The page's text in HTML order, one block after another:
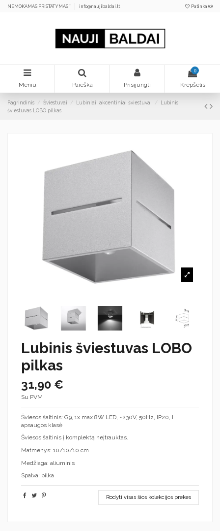
NEMOKAMAS PRISTATYMAS * info@naujibaldai.lt Patinka (0)
Meniu Paieška Prisijungti
0
Krepšelis
Pagrindinis Šviestuvai Lubiniai, akcentiniai šviestuvai
Lubinis
šviestuvas LOBO pilkas
Lubinis šviestuvas LOBO
pilkas
31,90 €
Su PVM
Šviesos šaltinis: G9, 1x max 8W LED, ~230V, 50Hz, IP20, I
apsaugos klasė
Šviesos šaltinis į komplektą neįtrauktas.
Matmenys: 10/10/10 cm
Medžiaga: aliuminis
Spalva: pilka
Rodyti visas šios kolekcijos prekes